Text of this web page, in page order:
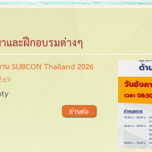
และฝึกอบรมต่างๆ
น SUBCON Thailand 2026
อ่านต่อ